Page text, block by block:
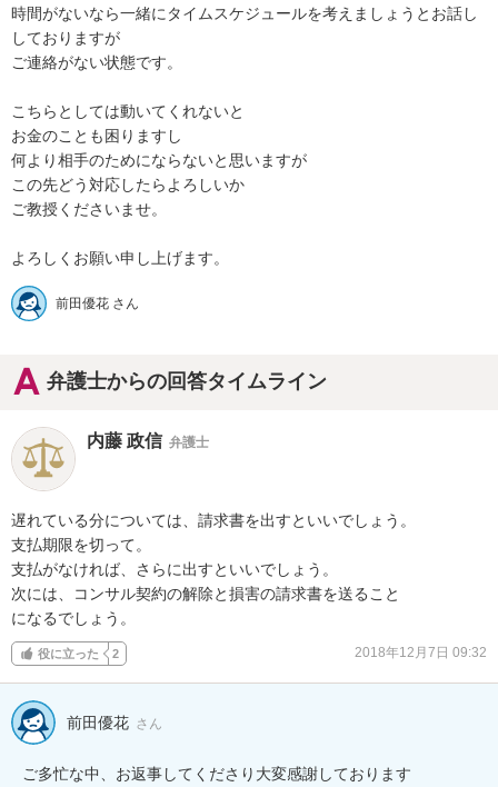
時間がないなら一緒にタイムスケジュールを考えましょうとお話し
しておりますが
ご連絡がない状態です。
こちらとしては動いてくれないと
お金のことも困りますし
何より相手のためにならないと思いますが
この先どう対応したらよろしいか
ご教授くださいませ。
よろしくお願い申し上げます。
前田優花 さん
弁護士からの回答タイムライン
内藤 政信 弁護士
遅れている分については、請求書を出すといいでしょう。
支払期限を切って。
支払がなければ、さらに出すといいでしょう。
次には、コンサル契約の解除と損害の請求書を送ること
になるでしょう。
役に立った 2 2018年12月7日 09:32
前田優花 さん
ご多忙な中、お返事してくださり大変感謝しております